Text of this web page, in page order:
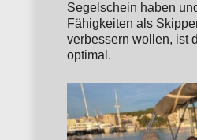
Segelschein haben
Fähigkeiten als
verbessern wollen, ist
optimal.